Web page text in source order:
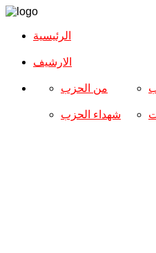
الرئيسية
الارشیف
من الحزب
شهداء الحزب